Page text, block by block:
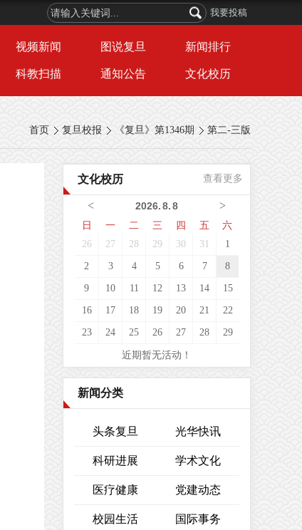
我要投稿
视频新闻 图说复旦 新闻排行
科教扫描 通知公告 文化校历
首页 复旦校报 《复旦》第1346期 第二-三版
文化校历 查看更多
< >
2026.8.8
日
一 二 三 四 五 六
26 27 28 29 30 31 1
2 3 4 5 6 7 8
9 10 11 12 13 14 15
16 17 18 19 20 21 22
23 24 25 26 27 28 29
近期暂无活动！
新闻分类
头条复旦 光华快讯
科研进展 学术文化
医疗健康 党建动态
校园生活 国际事务